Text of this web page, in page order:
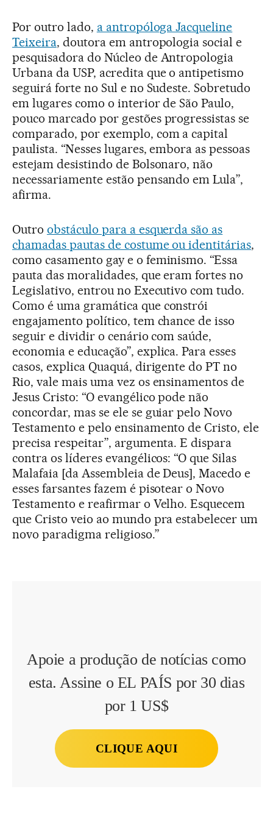
Por outro lado, a antropóloga Jacqueline
Teixeira, doutora em antropologia social e
pesquisadora do Núcleo de Antropologia
Urbana da USP, acredita que o antipetismo
seguirá forte no Sul e no Sudeste. Sobretudo
em lugares como o interior de São Paulo,
pouco marcado por gestões progressistas se
comparado, por exemplo, com a capital
paulista. “Nesses lugares, embora as pessoas
estejam desistindo de Bolsonaro, não
necessariamente estão pensando em Lula”,
afirma.
Outro obstáculo para a esquerda são as
chamadas pautas de costume ou identitárias,
como casamento gay e o feminismo. “Essa
pauta das moralidades, que eram fortes no
Legislativo, entrou no Executivo com tudo.
Como é uma gramática que constrói
engajamento político, tem chance de isso
seguir e dividir o cenário com saúde,
economia e educação”, explica. Para esses
casos, explica Quaquá, dirigente do PT no
Rio, vale mais uma vez os ensinamentos de
Jesus Cristo: “O evangélico pode não
concordar, mas se ele se guiar pelo Novo
Testamento e pelo ensinamento de Cristo, ele
precisa respeitar”, argumenta. E dispara
contra os líderes evangélicos: “O que Silas
Malafaia [da Assembleia de Deus], Macedo e
esses farsantes fazem é pisotear o Novo
Testamento e reafirmar o Velho. Esquecem
que Cristo veio ao mundo pra estabelecer um
novo paradigma religioso.”
Apoie a produção de notícias como
esta. Assine o EL PAÍS por 30 dias
por 1 US$
CLIQUE AQUI